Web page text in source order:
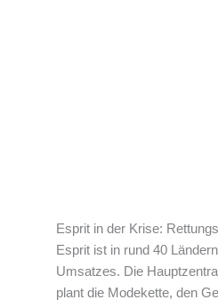
Esprit in der Krise:
Esprit ist in rund 40
Umsatzes. Die
plant die Modekette, den